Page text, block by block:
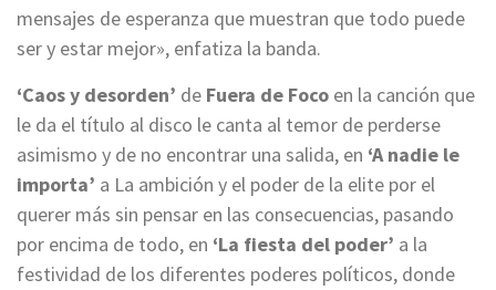
mensajes de esperanza que muestran que todo puede
ser y estar mejor», enfatiza la banda.
‘Caos y desorden’ de Fuera de Foco en la canción que
le da el título al disco le canta al temor de perderse
asimismo y de no encontrar una salida, en ‘A nadie le
importa’ a La ambición y el poder de la elite por el
querer más sin pensar en las consecuencias, pasando
por encima de todo, en ‘La fiesta del poder’ a la
festividad de los diferentes poderes políticos, donde